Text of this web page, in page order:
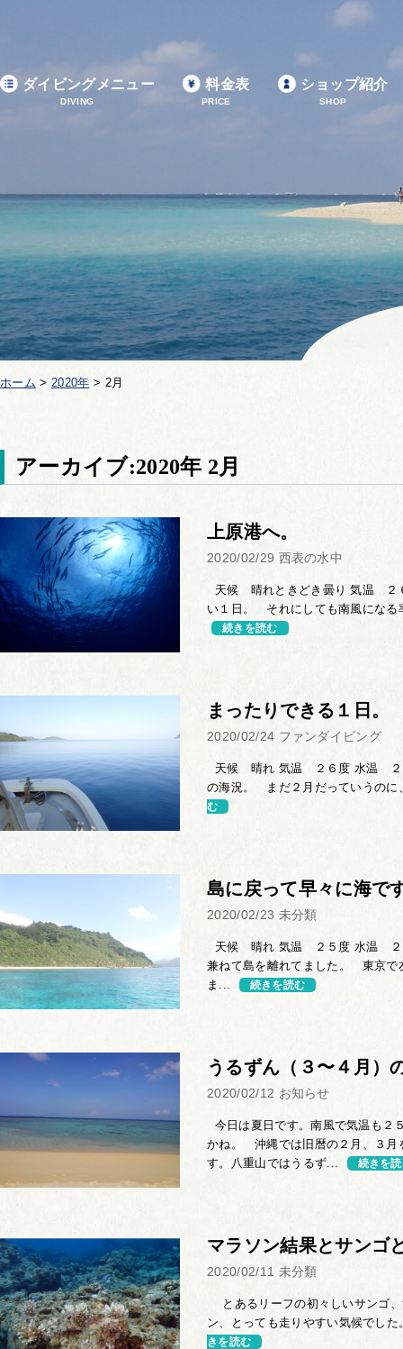
ダイビングメニュー
DIVING
料金表
PRICE
ショップ紹介
SHOP
ホーム > 2020年 > 2月
アーカイブ:2020年 2月
上原港へ。
2020/02/29 西表の水中
天候 晴れときどき曇り 気温
い１日。 それにしても南風になる
続きを読む
まったりできる１日。
2020/02/24 ファンダイビング
天候 晴れ 気温 ２６度 水温 ２
の海況。 まだ２月だっていうの
む
島に戻って早々に海で
2020/02/23 未分類
天候 晴れ 気温 ２５度 水温 ２
兼ねて島を離れてました。 東京で
ま...
続きを読む
うるずん（３〜４月）
2020/02/12 お知らせ
今日は夏日です。南風で気温も２
かね。 沖縄では旧暦の２月、３月
す。八重山ではうるず...
続きを
マラソン結果とサンゴ
2020/02/11 未分類
とあるリーフの初々しいサンゴ
ン、とっても走りやすい気候でし
きを読む